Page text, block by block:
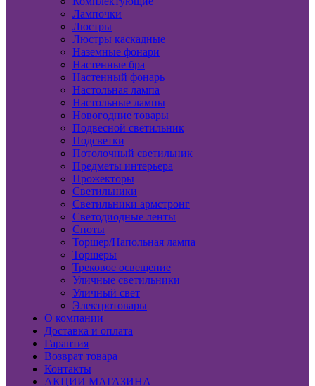
Лампочки
Люстры
Люстры каскадные
Наземные фонари
Настенные бра
Настенный фонарь
Настольная лампа
Настольные лампы
Новогодние товары
Подвесной светильник
Подсветки
Потолочный светильник
Предметы интерьера
Прожекторы
Светильники
Светильники армстронг
Светодиодные ленты
Споты
Торшер/Напольная лампа
Торшеры
Трековое освещение
Уличные светильники
Уличный свет
Электротовары
О компании
Доставка и оплата
Гарантия
Возврат товара
Контакты
АКЦИИ МАГАЗИНА